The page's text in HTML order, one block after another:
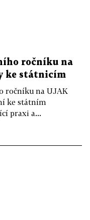
ročníku na
ke státnicím
ročníku na UJAK
ke státním
praxi a...